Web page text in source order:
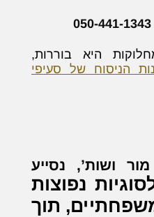
היא בוררות,
הניסוח של סעיפי
ושות’, נסייע
נפוצות
תוך